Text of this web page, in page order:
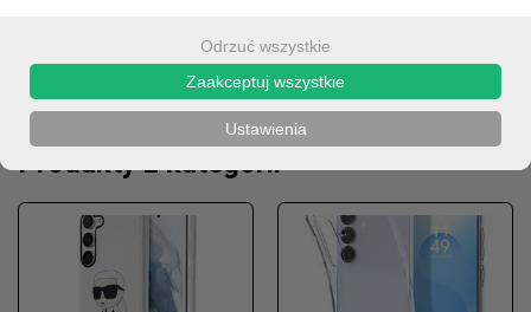
Produkty z kategorii
Odrzuć wszystkie
Zaakceptuj wszystkie
Ustawienia